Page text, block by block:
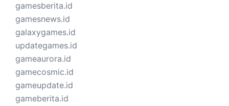
gamesberita.id
gamesnews.id
galaxygames.id
updategames.id
gameaurora.id
gamecosmic.id
gameupdate.id
gameberita.id